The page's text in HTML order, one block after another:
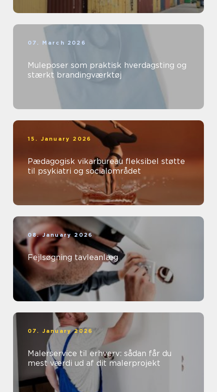
07. March 2026
Muleposer som praktisk hverdagsting og
stærkt brandingværktøj
15. January 2026
Pædagogisk vikarbureau fleksibel støtte
til psykiatri og socialområdet
08. January 2026
Fejlsøgning tavleanlæg
07. January 2026
Malerservice til erhverv: sådan får du
mest værdi ud af dit malerprojekt